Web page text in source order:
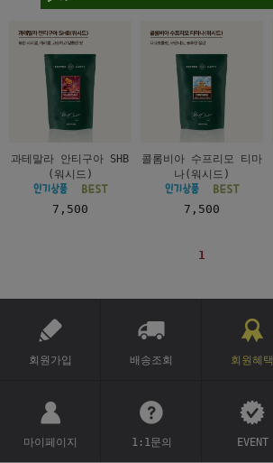
과테말라 안티구아 SHB
(워시드)
7,500
콜롬비아 수프리모 티마
나(워시드)
7,500
1
회원가입 배송조회 회원혜택
마이페이지 1:1문의 EVENT